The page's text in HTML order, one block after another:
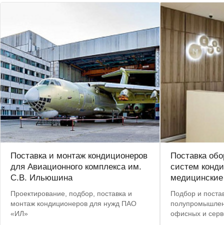
Поставка и монтаж кондиционеров
для Авиационного комплекса им.
С.В. Ильюшина
Проектирование, подбор, поставка и
монтаж кондиционеров для нужд ПАО
«ИЛ»
Поставка
систем
Подбор и
офисных и